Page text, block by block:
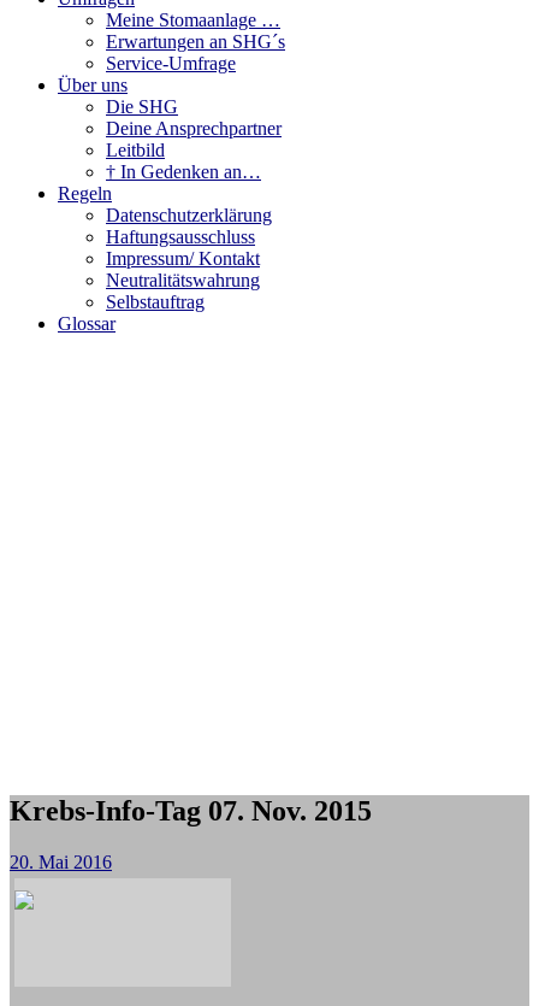
Meine Stomaanlage …
Erwartungen an SHG´s
Service-Umfrage
Über uns
Die SHG
Deine Ansprechpartner
Leitbild
† In Gedenken an…
Regeln
Datenschutzerklärung
Haftungsausschluss
Impressum/ Kontakt
Neutralitätswahrung
Selbstauftrag
Glossar
Krebs-Info-Tag 07. Nov. 2015
20. Mai 2016